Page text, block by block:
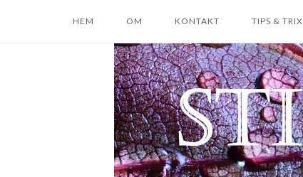
HEM OM KONTAKT TIPS & TRIX
Home